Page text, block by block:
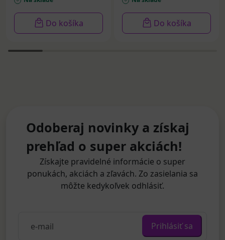
Do košíka Do košíka
Odoberaj novinky a získaj
prehľad o super akciách!
Získajte pravidelné informácie o super
ponukách, akciách a zľavách. Zo zasielania sa
môžte kedykoľvek odhlásiť.
Prihlásiť sa